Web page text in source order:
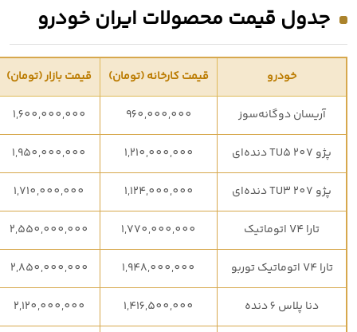
جدول قیمت محصولات ایران خودرو
خودرو قیمت کارخانه (تومان) قیمت بازار (تومان)
آریسان دوگانه‌سوز 960,000,000
1,600,000,000
پژو 207 TU5 دنده‌ای 1,210,000,000
1,950,000,000
پژو 207 TU3 دنده‌ای 1,124,000,000
1,710,000,000
تارا V4 اتوماتیک 1,770,000,000
2,550,000,000
تارا V4 اتوماتیک توربو 1,948,000,000
2,850,000,000
دنا پلاس 6 دنده 1,416,500,000
2,120,000,000